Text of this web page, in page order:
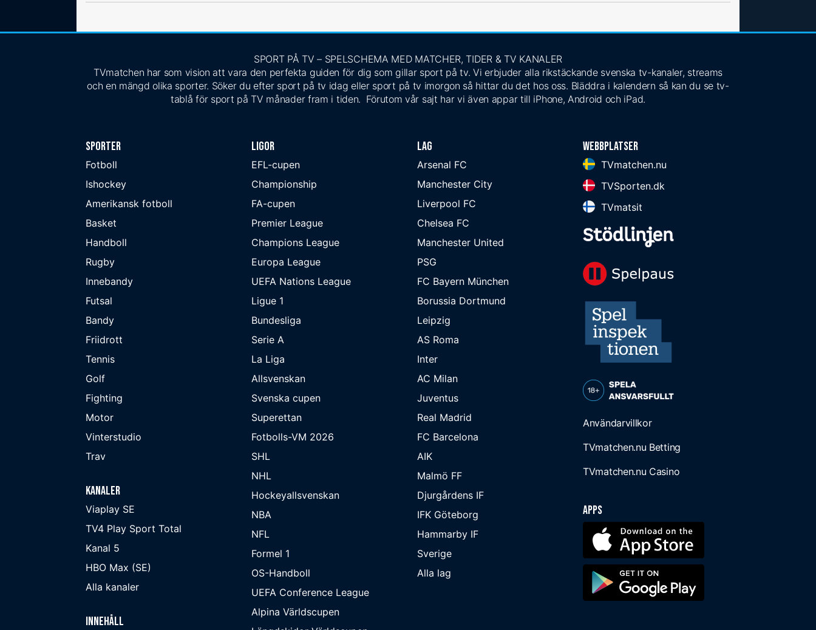
SPORT PÅ TV – SPELSCHEMA MED MATCHER, TIDER & TV KANALER
TVmatchen har som vision att vara den perfekta guiden för dig som gillar sport på tv. Vi erbjuder alla rikstäckande svenska tv-kanaler, streams
och en mängd olika sporter. Söker du efter sport på tv idag eller sport på tv imorgon så hittar du det hos oss. Bläddra i kalendern så kan du se tv-
tablå för sport på TV månader fram i tiden. Förutom vår sajt har vi även appar till iPhone, Android och iPad.
Sporter
Fotboll
Ishockey
Amerikansk fotboll
Basket
Handboll
Rugby
Innebandy
Futsal
Bandy
Friidrott
Tennis
Golf
Fighting
Motor
Vinterstudio
Trav
Kanaler
Viaplay SE
TV4 Play Sport Total
Kanal 5
HBO Max (SE)
Alla kanaler
Innehåll
Ligor
EFL-cupen
Championship
FA-cupen
Premier League
Champions League
Europa League
UEFA Nations League
Ligue 1
Bundesliga
Serie A
La Liga
Allsvenskan
Svenska cupen
Superettan
Fotbolls-VM 2026
SHL
NHL
Hockeyallsvenskan
NBA
NFL
Formel 1
OS-Handboll
UEFA Conference League
Alpina Världscupen
Lag
Arsenal FC
Manchester City
Liverpool FC
Chelsea FC
Manchester United
PSG
FC Bayern München
Borussia Dortmund
Leipzig
AS Roma
Inter
AC Milan
Juventus
Real Madrid
FC Barcelona
AIK
Malmö FF
Djurgårdens IF
IFK Göteborg
Hammarby IF
Sverige
Alla lag
Webbplatser
TVmatchen.nu
TVSporten.dk
TVmatsit
Användarvillkor
TVmatchen.nu Betting
TVmatchen.nu Casino
Apps